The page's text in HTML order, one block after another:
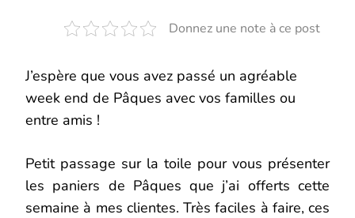
PÂQUES
PLANCHE
ENVELOPPE
Donnez une note à ce post
J’espère que vous avez passé un agréable
week end de Pâques avec vos familles ou
entre amis !
Petit passage sur la toile pour vous présenter
les paniers de Pâques que j’ai offerts cette
semaine à mes clientes. Très faciles à faire, ces